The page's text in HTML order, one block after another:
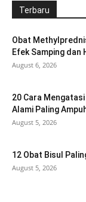
Terbaru
Obat
Efek Samping dan
August 6, 2026
20 Cara
Alami Paling
August 5, 2026
12 Obat Bisul
August 5, 2026